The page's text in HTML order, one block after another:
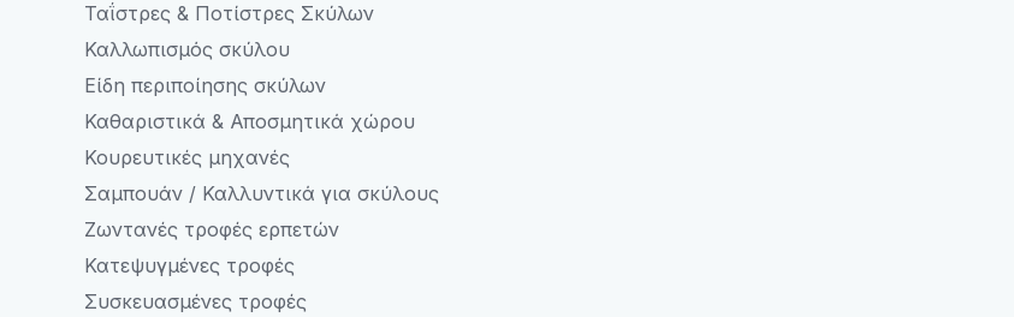
Ταΐστρες & Ποτίστρες Σκύλων
Καλλωπισμός σκύλου
Είδη περιποίησης σκύλων
Καθαριστικά & Αποσμητικά χώρου
Κουρευτικές μηχανές
Σαμπουάν / Καλλυντικά για σκύλους
Ζωντανές τροφές ερπετών
Κατεψυγμένες τροφές
Συσκευασμένες τροφές